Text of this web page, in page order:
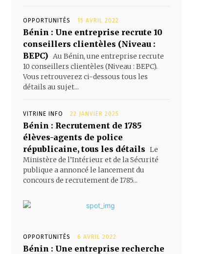
OPPORTUNITÉS 15 AVRIL 2022
Bénin : Une entreprise recrute 10
conseillers clientèles (Niveau :
BEPC) Au Bénin, une entreprise recrute
10 conseillers clientèles (Niveau : BEPC).
Vous retrouverez ci-dessous tous les
détails au sujet...
VITRINE INFO 22 JANVIER 2025
Bénin : Recrutement de 1785
élèves-agents de police
républicaine, tous les détails Le
Ministère de l’Intérieur et de la Sécurité
publique a annoncé le lancement du
concours de recrutement de 1785...
OPPORTUNITÉS 6 AVRIL 2022
Bénin : Une entreprise recherche